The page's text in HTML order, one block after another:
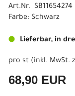
Art.Nr. SB11654274
Farbe: Schwarz
Lieferbar, in
pro st (inkl. MwSt.
68,90 EUR